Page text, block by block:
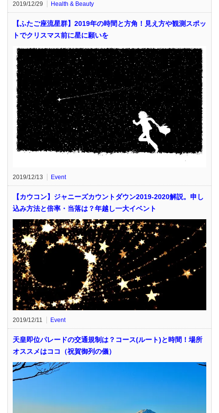
2019/12/29 Health & Beauty
【ふたご座流星群】2019年の時間と方角！見え方や観測スポッ
トでクリスマス前に星に願いを
2019/12/13 Event
【カウコン】ジャニーズカウントダウン2019-2020解説。申し
込み方法と倍率・当落は？年越し一大イベント
2019/12/11 Event
天皇即位パレードの交通規制は？コース(ルート)と時間！場所
オススメはココ（祝賀御列の儀）